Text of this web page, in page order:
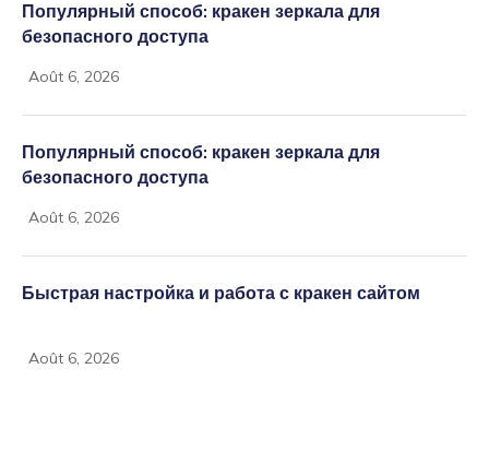
Популярный способ: кракен зеркала для
безопасного доступа
Août 6, 2026
Популярный способ: кракен зеркала для
безопасного доступа
Août 6, 2026
Быстрая настройка и работа с кракен сайтом
Août 6, 2026